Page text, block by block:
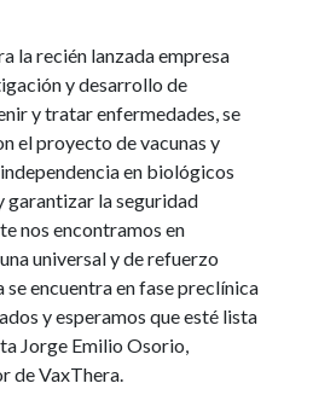
la recién lanzada empresa
y desarrollo de
y tratar enfermedades, se
el proyecto de vacunas y
en biológicos
garantizar la seguridad
nos encontramos en
universal y de refuerzo
encuentra en fase preclínica
y esperamos que esté lista
Jorge Emilio Osorio,
de VaxThera.